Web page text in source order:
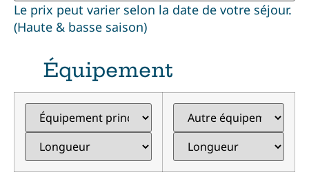
Le prix peut varier selon la date de votre séjour.
(Haute & basse saison)
Équipement